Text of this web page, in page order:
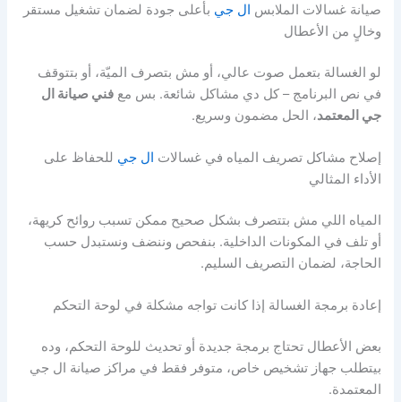
صيانة غسالات الملابس ال جي بأعلى جودة لضمان تشغيل مستقر
وخالٍ من الأعطال
لو الغسالة بتعمل صوت عالي، أو مش بتصرف الميّة، أو بتتوقف
في نص البرنامج – كل دي مشاكل شائعة. بس معفني صيانة ال
جي المعتمد، الحل مضمون وسريع.
إصلاح مشاكل تصريف المياه في غسالات ال جي للحفاظ على
الأداء المثالي
المياه اللي مش بتتصرف بشكل صحيح ممكن تسبب روائح كريهة،
أو تلف في المكونات الداخلية. بنفحص وننضف ونستبدل حسب
الحاجة، لضمان التصريف السليم.
إعادة برمجة الغسالة إذا كانت تواجه مشكلة في لوحة التحكم
بعض الأعطال تحتاج برمجة جديدة أو تحديث للوحة التحكم، وده
بيتطلب جهاز تشخيص خاص، متوفر فقط في مراكز صيانة ال جي
المعتمدة.